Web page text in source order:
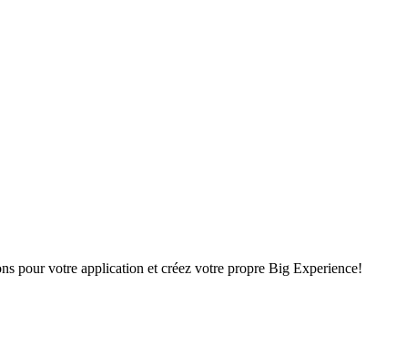
pour votre application et créez votre propre Big Experience!